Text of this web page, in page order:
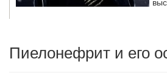
Пиелонефрит и его